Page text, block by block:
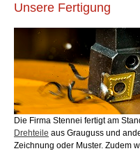
Unsere Fertigung
Die Firma Stennei fertigt am
Drehteile aus Grauguss und
Zeichnung oder Muster. Zudem